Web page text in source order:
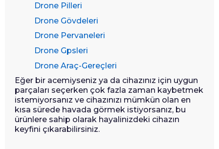
Drone Pilleri
Drone Gövdeleri
Drone Pervaneleri
Drone Gpsleri
Drone Araç-Gereçleri
Eğer bir acemiyseniz ya da cihazınız için uygun
parçaları seçerken çok fazla zaman kaybetmek
istemiyorsanız ve cihazınızı mümkün olan en
kısa sürede havada görmek istiyorsanız, bu
ürünlere sahip olarak hayalinizdeki cihazın
keyfini çıkarabilirsiniz.